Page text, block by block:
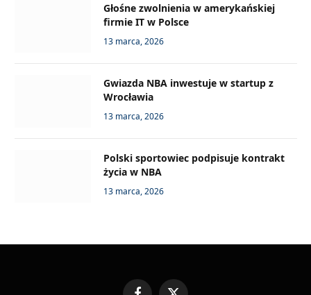
Głośne zwolnienia w amerykańskiej
firmie IT w Polsce
13 marca, 2026
Gwiazda NBA inwestuje w startup z
Wrocławia
13 marca, 2026
Polski sportowiec podpisuje kontrakt
życia w NBA
13 marca, 2026